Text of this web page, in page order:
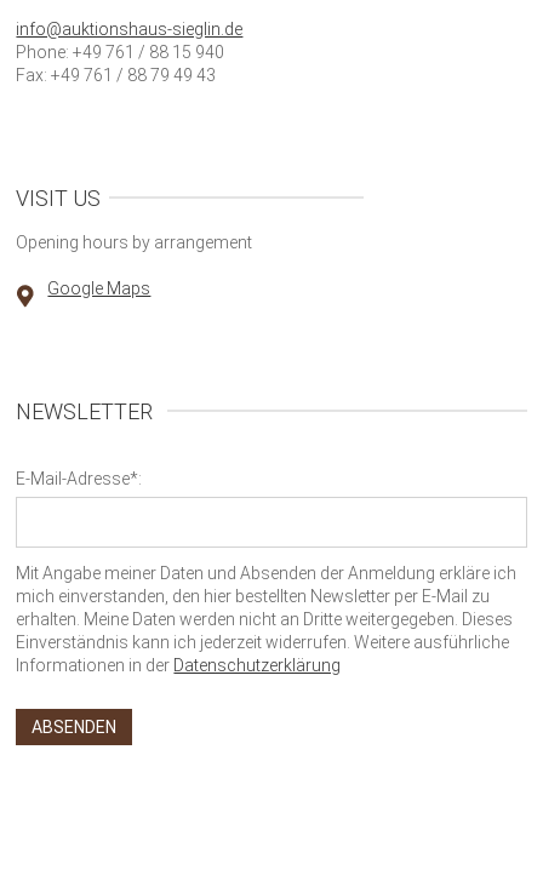
info@auktionshaus-sieglin.de
Phone: +49 761 / 88 15 940
Fax: +49 761 / 88 79 49 43
VISIT US
Opening hours by arrangement
Google Maps
NEWSLETTER
E-Mail-Adresse*:
Mit Angabe meiner Daten und Absenden der Anmeldung erkläre ich
mich einverstanden, den hier bestellten Newsletter per E-Mail zu
erhalten. Meine Daten werden nicht an Dritte weitergegeben. Dieses
Einverständnis kann ich jederzeit widerrufen. Weitere ausführliche
Informationen in der Datenschutzerklärung